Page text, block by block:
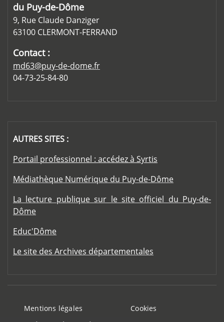
du Puy-de-Dôme
9, Rue Claude Danziger
63100 CLERMONT-FERRAND
Contact :
md63@puy-de-dome.fr
04-73-25-84-80
AUTRES SITES :
Portail professionnel : accédez à Syrtis
Médiathèque Numérique du Puy-de-Dôme
La lecture publique sur le site officiel du Puy-de-
Dôme
Educ'Dôme
Le site des Archives départementales
Footer menu
Mentions légales
Cookies